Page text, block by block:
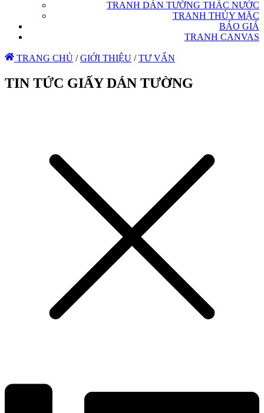
TRANH DÁN TƯỜNG THÁC NƯỚC
TRANH THỦY MẶC
BÁO GIÁ
TRANH CANVAS
TRANG CHỦ / GIỚI THIỆU / TƯ VẤN
TIN TỨC GIẤY DÁN TƯỜNG